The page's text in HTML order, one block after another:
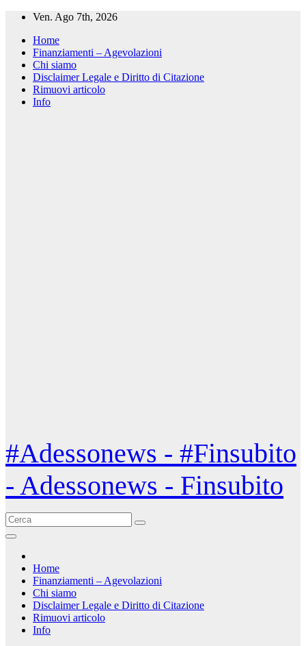
Salta
contenuto
Ven. Ago 7th, 2026
Home
Finanziamenti – Agevolazioni
Chi siamo
Disclaimer Legale e Diritto di Citazione
Rimuovi articolo
Info
#Adessonews - #Finsubito
- Adessonews - Finsubito
Home
Finanziamenti – Agevolazioni
Chi siamo
Disclaimer Legale e Diritto di Citazione
Rimuovi articolo
Info